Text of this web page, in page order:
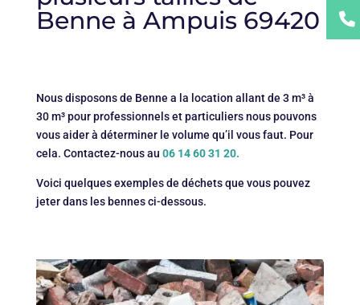
Benne à Ampuis 69420
Nous disposons de Benne a la location allant de 3 m³ à
30 m³ pour professionnels et particuliers nous pouvons
vous aider à déterminer le volume qu’il vous faut. Pour
cela. Contactez-nous au 06 14 60 31 20.
Voici quelques exemples de déchets que vous pouvez
jeter dans les bennes ci-dessous.